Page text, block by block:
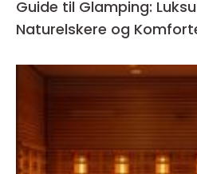
Guide til Glamping:
Naturelskere og